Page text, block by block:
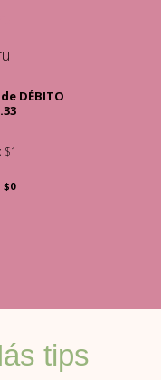
DÉBITO
$1
$0
tips